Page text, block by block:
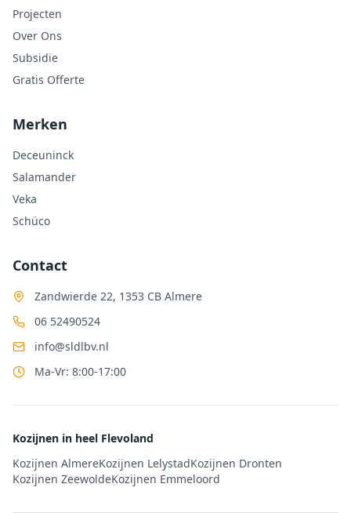
Projecten
Over Ons
Subsidie
Gratis Offerte
Merken
Deceuninck
Salamander
Veka
Schüco
Contact
Zandwierde 22, 1353 CB Almere
06 52490524
info@sldlbv.nl
Ma-Vr: 8:00-17:00
Kozijnen in heel Flevoland
Kozijnen AlmereKozijnen LelystadKozijnen Dronten
Kozijnen ZeewoldeKozijnen Emmeloord